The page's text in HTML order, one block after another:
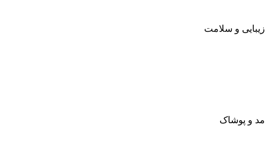
زیبایی و سلامت
مد و پوشاک